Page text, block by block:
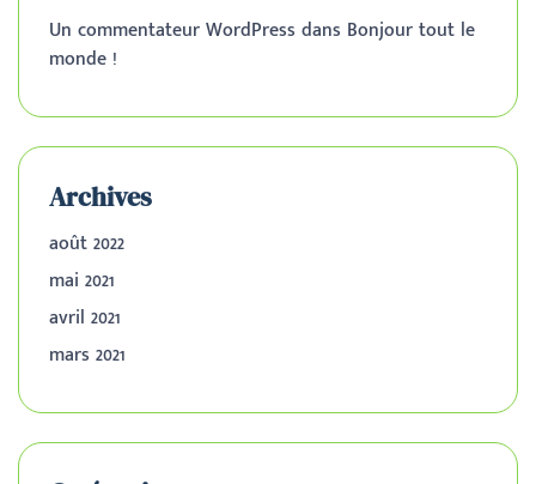
Un commentateur WordPress dans Bonjour tout le
monde !
Archives
août 2022
mai 2021
avril 2021
mars 2021